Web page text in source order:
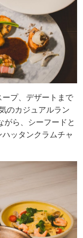
プ、デザートまで
のカジュアルラン
がら、シーフードと
ッタンクラムチャ